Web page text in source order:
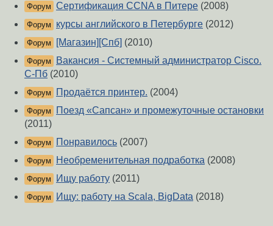
Форум Сертификация CCNA в Питере (2008)
Форум курсы английского в Петербурге (2012)
Форум [Магазин][Спб] (2010)
Форум
Вакансия - Системный администратор Cisco.
С-Пб (2010)
Форум Продаётся принтер. (2004)
Форум
Поезд «Сапсан» и промежуточные остановки
(2011)
Форум Понравилось (2007)
Форум Необременительная подработка (2008)
Форум Ищу работу (2011)
Форум Ищу: работу на Scala, BigData (2018)